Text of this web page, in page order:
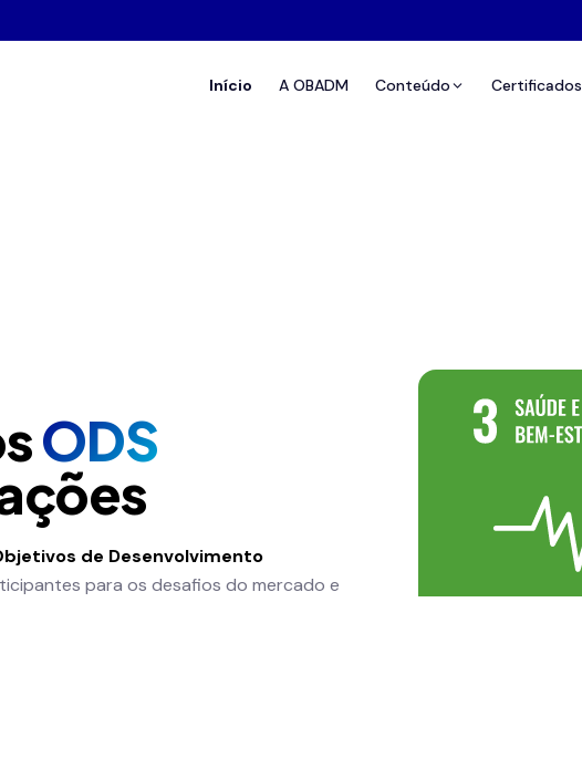
Início A OBADM Conteúdo Certificados
ODS
de Desenvolvimento
para os desafios do mercado e